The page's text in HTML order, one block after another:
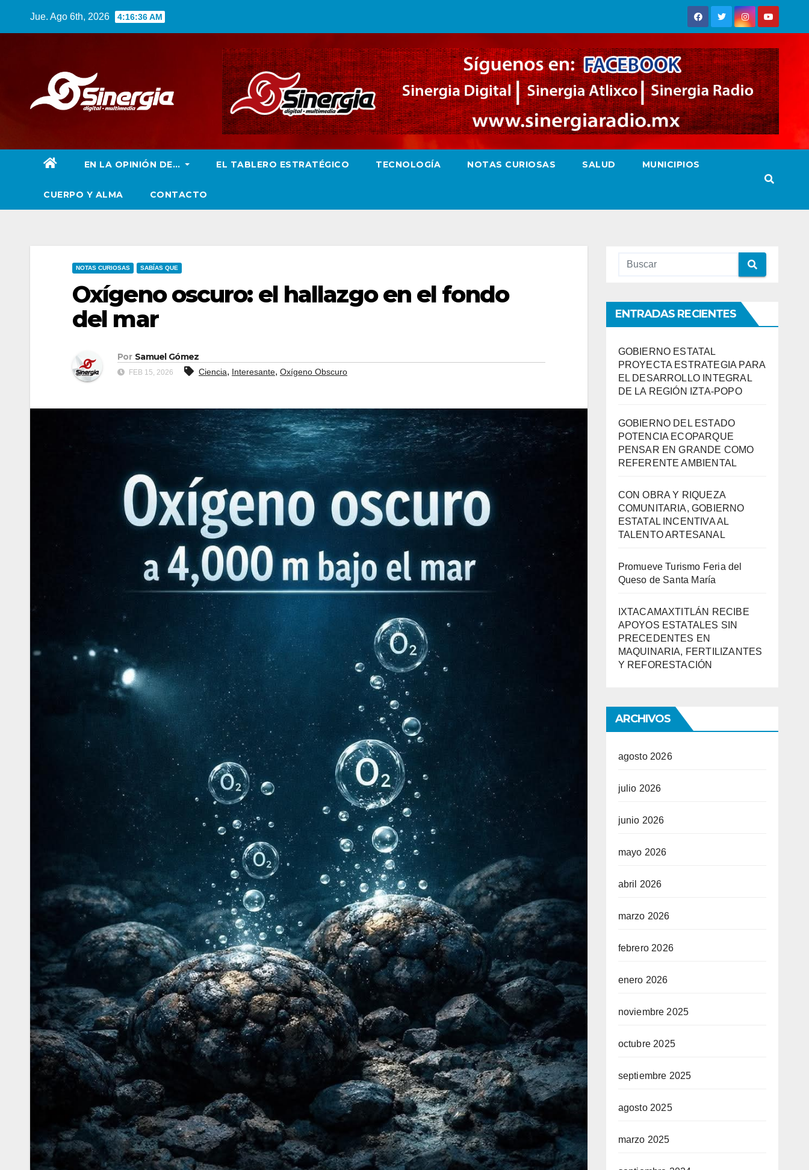
Jue. Ago 6th, 2026 4:16:38 AM
EN LA OPINIÓN DE… EL TABLERO ESTRATÉGICO TECNOLOGÍA NOTAS CURIOSAS SALUD MUNICIPIOS
CUERPO Y ALMA CONTACTO
NOTAS CURIOSAS SABÍAS QUE
Oxígeno oscuro: el hallazgo en el fondo
del mar
Por Samuel Gómez
FEB 15, 2026 Ciencia, Interesante, Oxígeno Obscuro
ENTRADAS RECIENTES
GOBIERNO ESTATAL
PROYECTA ESTRATEGIA PARA
EL DESARROLLO INTEGRAL
DE LA REGIÓN IZTA-POPO
GOBIERNO DEL ESTADO
POTENCIA ECOPARQUE
PENSAR EN GRANDE COMO
REFERENTE AMBIENTAL
CON OBRA Y RIQUEZA
COMUNITARIA, GOBIERNO
ESTATAL INCENTIVA AL
TALENTO ARTESANAL
Promueve Turismo Feria del
Queso de Santa María
IXTACAMAXTITLÁN RECIBE
APOYOS ESTATALES SIN
PRECEDENTES EN
MAQUINARIA, FERTILIZANTES
Y REFORESTACIÓN
ARCHIVOS
agosto 2026
julio 2026
junio 2026
mayo 2026
abril 2026
marzo 2026
febrero 2026
enero 2026
noviembre 2025
octubre 2025
septiembre 2025
agosto 2025
marzo 2025